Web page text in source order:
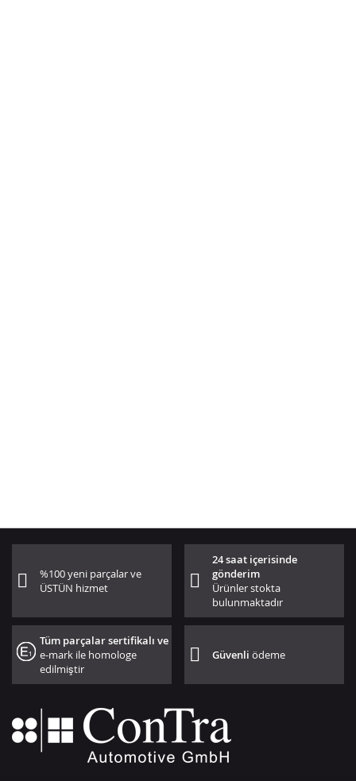
%100 yeni parçalar ve
ÜSTÜN hizmet
24 saat içerisinde
gönderim
Ürünler stokta
bulunmaktadır
Tüm parçalar sertifikalı ve
e-mark ile homologe
edilmiştir
Güvenliödeme